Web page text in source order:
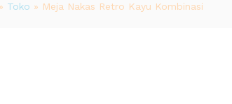
» Toko » Meja Nakas Retro Kayu Kombinasi